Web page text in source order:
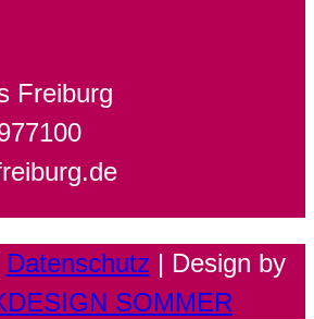
Freiburg
Datenschutz | Design by
SOMMER